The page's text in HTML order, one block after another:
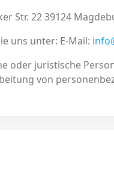
Str. 22 39124
uns unter: E-Mail:
oder juristische
von